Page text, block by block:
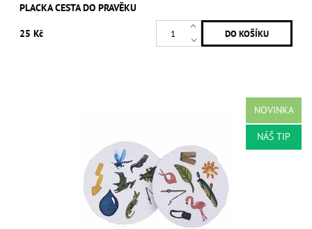
PLACKA CESTA DO PRAVĚKU
25 Kč
NOVINKA
NÁŠ TIP